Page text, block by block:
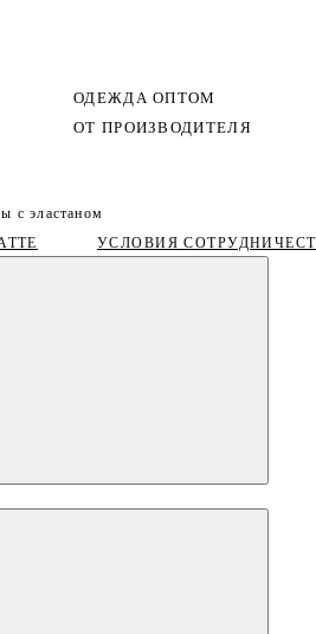
ОДЕЖДА ОПТОМ
ОТ ПРОИЗВОДИТЕЛЯ
УСЛОВИЯ
с эластаном